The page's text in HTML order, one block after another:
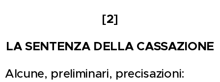
[2]
LA SENTENZA DELLA CASSAZIONE
Alcune, preliminari, precisazioni: